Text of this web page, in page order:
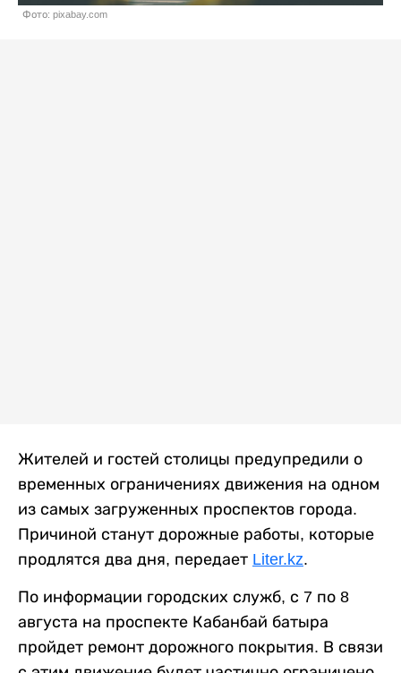
Фото: pixabay.com
Жителей и гостей столицы предупредили о
временных ограничениях движения на одном
из самых загруженных проспектов города.
Причиной станут дорожные работы, которые
продлятся два дня, передает Liter.kz.
По информации городских служб, с 7 по 8
августа на проспекте Кабанбай батыра
пройдет ремонт дорожного покрытия. В связи